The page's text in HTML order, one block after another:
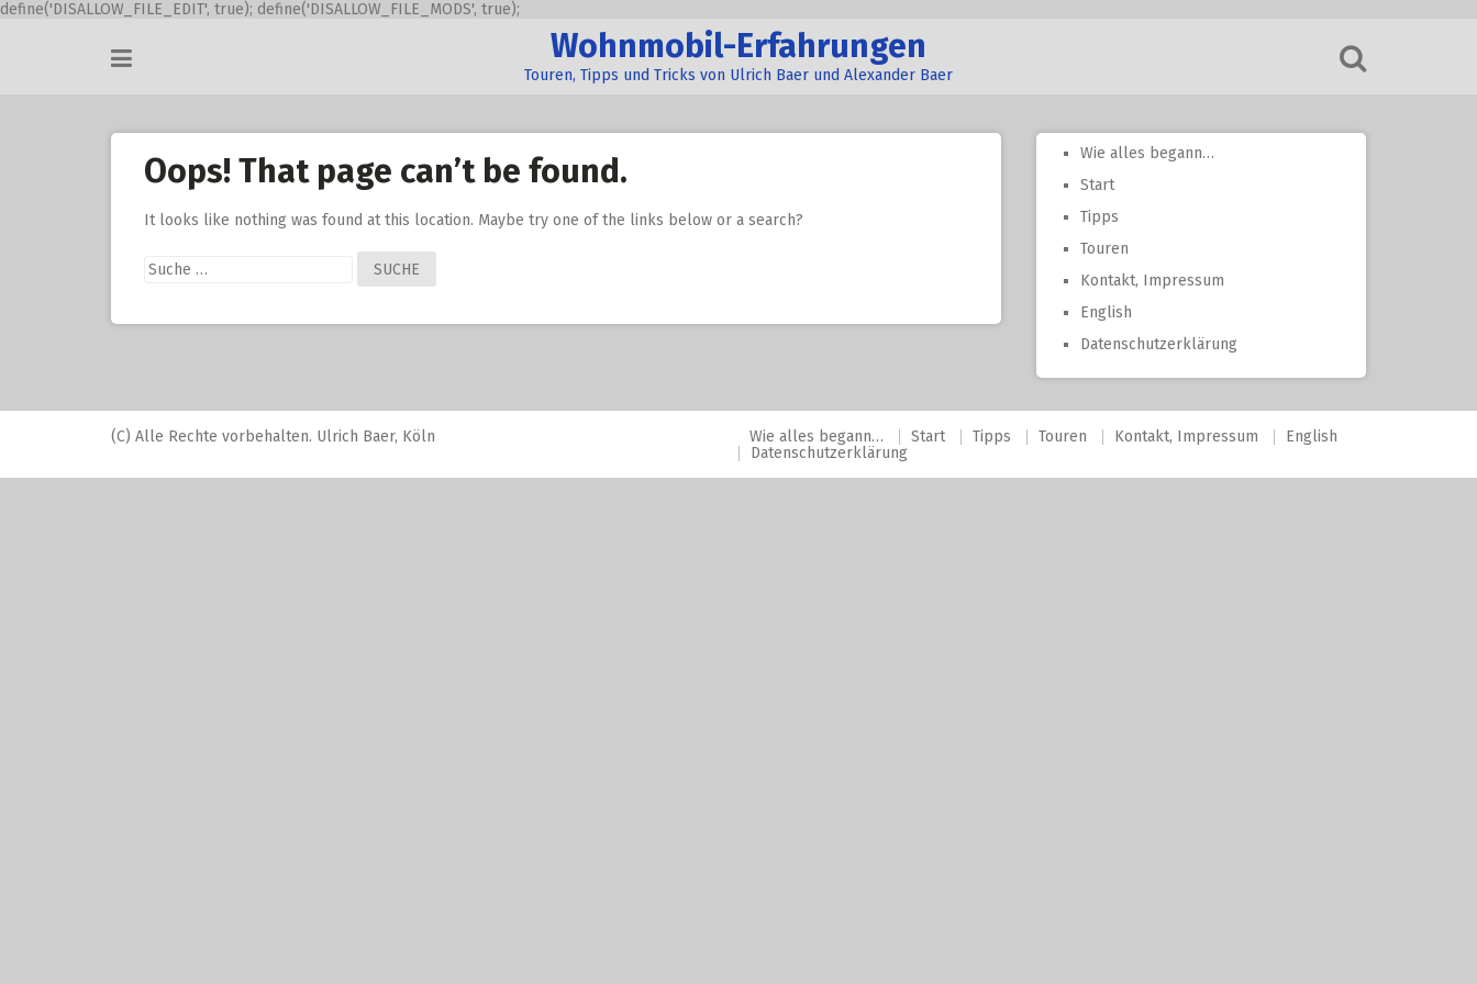
define('DISALLOW_FILE_EDIT', true); define('DISALLOW_FILE_MODS', true);
Wohnmobil-Erfahrungen
Touren, Tipps und Tricks von Ulrich Baer und Alexander Baer
Oops! That page can’t be found.
It looks like nothing was found at this location. Maybe try one of the links below or a search?
Suche
nach:
Wie alles begann…
Start
Tipps
Touren
Kontakt, Impressum
English
Datenschutzerklärung
(C) Alle Rechte vorbehalten. Ulrich Baer, Köln Wie alles begann… Start Tipps Touren Kontakt, Impressum
English
Datenschutzerklärung